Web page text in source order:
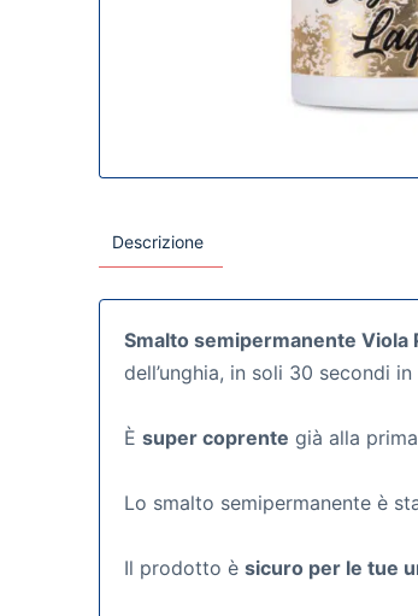
Descrizione
Smalto semipermanente Viola
dell’unghia, in soli 30 secondi in
È super coprente già alla
Lo smalto semipermanente è
Il prodotto è sicuro per le tue